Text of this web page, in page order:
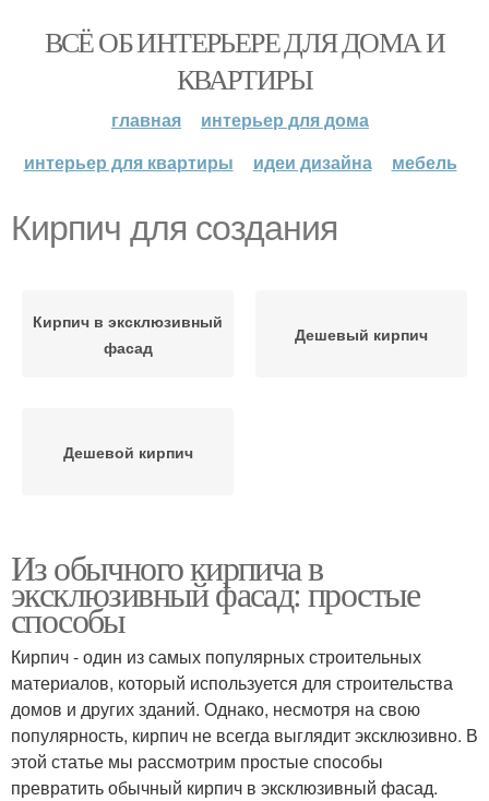
ВСЁ ОБ ИНТЕРЬЕРЕ ДЛЯ ДОМА И
КВАРТИРЫ
главная
интерьер для дома
интерьер для квартиры
идеи дизайна мебель
Кирпич для создания
Кирпич в эксклюзивный
фасад
Дешевый кирпич
Дешевой кирпич
Из обычного кирпича в
эксклюзивный фасад: простые
способы
Кирпич - один из самых популярных строительных
материалов, который используется для строительства
домов и других зданий. Однако, несмотря на свою
популярность, кирпич не всегда выглядит эксклюзивно. В
этой статье мы рассмотрим простые способы
превратить обычный кирпич в эксклюзивный фасад.